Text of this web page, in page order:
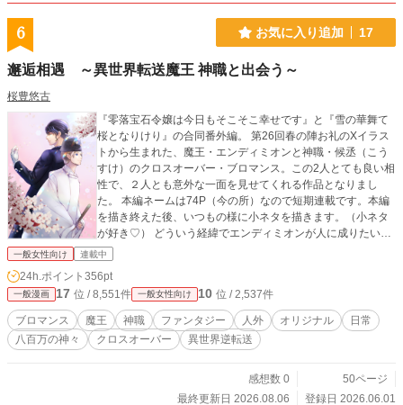
6 お気に入り追加 17
邂逅相遇 ～異世界転送魔王 神職と出会う～
桜豊悠古
『零落宝石令嬢は今日もそこそこ幸せです』と『雪の華舞て
桜となりけり』の合同番外編。 第26回春の陣お礼のXイラス
トから生まれた、魔王・エンディミオンと神職・候丞（こう
すけ）のクロスオーバー・ブロマンス。この2人とても良い相
性で、２人とも意外な一面を見せてくれる作品となりまし
た。 本編ネームは74P（今の所）なので短期連載です。本編
を描き終えた後、いつもの様に小ネタを描きます。（小ネタ
が好き♡） どういう経緯でエンディミオンが人に成りたいと
願えば良かったかは、『零落宝石令嬢・魔王執事と家令⑤』
一般女性向け 連載中
24h.ポイント 356pt
一般漫画 17 位 / 8,551件 一般女性向け 10 位 / 2,537件
ブロマンス 魔王 神職 ファンタジー 人外 オリジナル
日常
八百万の神々
クロスオーバー 異世界逆転送
感想数 0
50ページ
最終更新日 2026.08.06
登録日 2026.06.01